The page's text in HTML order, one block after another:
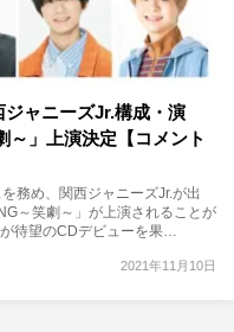
ャニーズJr.構成・演
～」上演決定【コメント
務め、関西ジャニーズJr.が出
～笑劇～」が上演されることが
待望のCDデビューを果…
2021年11月10日